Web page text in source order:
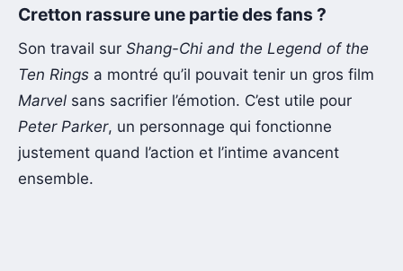
Cretton rassure une partie des fans ?
Son travail sur Shang-Chi and the Legend of the
Ten Rings a montré qu’il pouvait tenir un gros film
Marvel sans sacrifier l’émotion. C’est utile pour
Peter Parker, un personnage qui fonctionne
justement quand l’action et l’intime avancent
ensemble.